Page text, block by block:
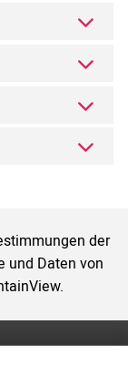
der
und Daten von